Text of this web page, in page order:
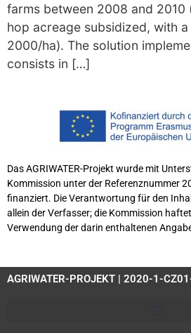
farms between 2008 and
hop acreage subsidized, with
2000/ha). The solution
consists in […]
Das AGRIWATER-Projekt wurde mit
Kommission unter der Referenznummer
finanziert. Die Verantwortung für den
allein der Verfasser; die Kommission
Verwendung der darin enthaltenen
AGRIWATER-PROJEKT | 2020-1-